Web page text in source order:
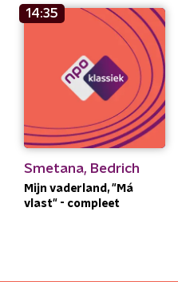
14:35
Smetana, Bedrich
Mijn vaderland, "Má
vlast" - compleet